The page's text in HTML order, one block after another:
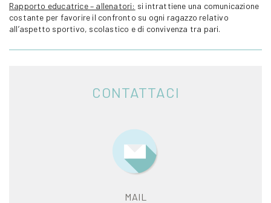
Rapporto educatrice – allenatori: si intrattiene una comunicazione
costante per favorire il confronto su ogni ragazzo relativo
all’aspetto sportivo, scolastico e di convivenza tra pari.
CONTATTACI
MAIL